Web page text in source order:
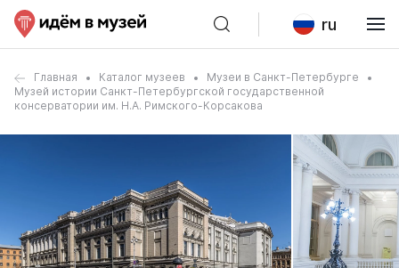
ru
Главная Каталог музеев
Музеи в Санкт-Петербурге
Музей истории Санкт-Петербургской государственной
консерватории им. Н.А. Римского-Корсакова